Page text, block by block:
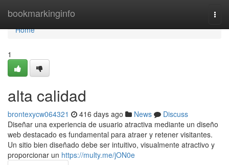
bookmarkinginfo
Home
Home
1
alta calidad
brontexycw064321 416 days ago News
Discuss
Diseñar una experiencia de usuario atractiva mediante un diseño
web destacado es fundamental para atraer y retener visitantes.
Un sitio bien diseñado debe ser intuitivo, visualmente atractivo y
proporcionar un https://multy.me/jON0e